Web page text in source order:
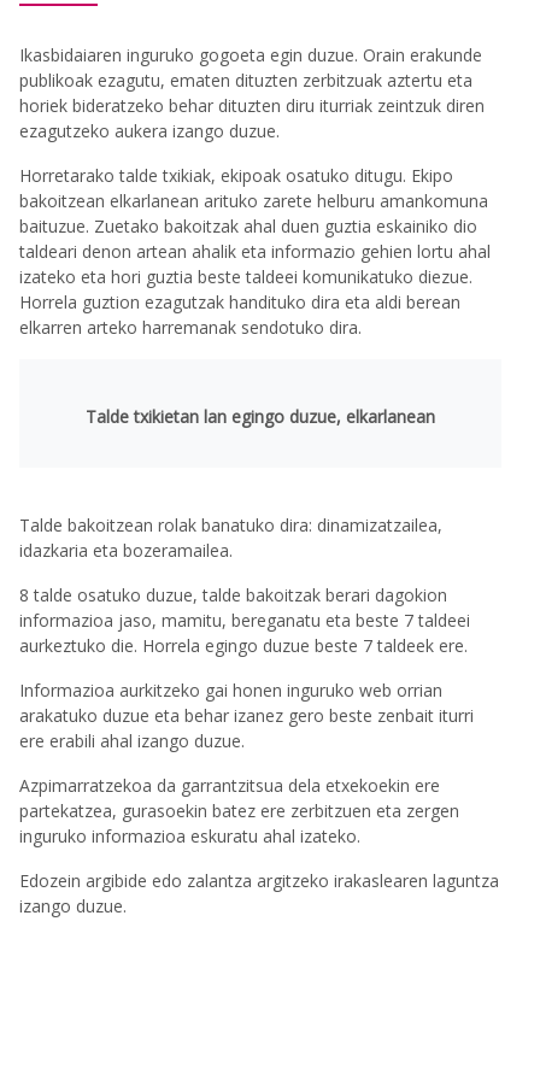
Ikasbidaiaren inguruko gogoeta egin duzue. Orain erakunde
publikoak ezagutu, ematen dituzten zerbitzuak aztertu eta
horiek bideratzeko behar dituzten diru iturriak zeintzuk diren
ezagutzeko aukera izango duzue.
Horretarako talde txikiak, ekipoak osatuko ditugu. Ekipo
bakoitzean elkarlanean arituko zarete helburu amankomuna
baituzue. Zuetako bakoitzak ahal duen guztia eskainiko dio
taldeari denon artean ahalik eta informazio gehien lortu ahal
izateko eta hori guztia beste taldeei komunikatuko diezue.
Horrela guztion ezagutzak handituko dira eta aldi berean
elkarren arteko harremanak sendotuko dira.
Talde txikietan lan egingo duzue, elkarlanean
Talde bakoitzean rolak banatuko dira: dinamizatzailea,
idazkaria eta bozeramailea.
8 talde osatuko duzue, talde bakoitzak berari dagokion
informazioa jaso, mamitu, bereganatu eta beste 7 taldeei
aurkeztuko die. Horrela egingo duzue beste 7 taldeek ere.
Informazioa aurkitzeko gai honen inguruko web orrian
arakatuko duzue eta behar izanez gero beste zenbait iturri
ere erabili ahal izango duzue.
Azpimarratzekoa da garrantzitsua dela etxekoekin ere
partekatzea, gurasoekin batez ere zerbitzuen eta zergen
inguruko informazioa eskuratu ahal izateko.
Edozein argibide edo zalantza argitzeko irakaslearen laguntza
izango duzue.